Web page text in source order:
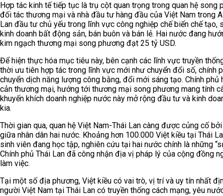
Hợp tác kinh tế tiếp tục là trụ cột quan trọng trong quan hệ song
đối tác thương mại và nhà đầu tư hàng đầu của Việt Nam trong
Lan đầu tư chủ yếu trong lĩnh vực công nghiệp chế biến chế tạo,
kinh doanh bất động sản, bán buôn và bán lẻ. Hai nước đang
kim ngạch thương mại song phương đạt 25 tỷ USD.
Để hiện thực hóa mục tiêu này, bên cạnh các lĩnh vực truyền
thời ưu tiên hợp tác trong lĩnh vực mới như chuyển đổi số, chính
chuyển dịch năng lượng công bằng, đổi mới sáng tạo. Chính
cản thương mại, hướng tới thương mại song phương mang tính
khuyến khích doanh nghiệp nước này mở rộng đầu tư và kinh
kia.
Thời gian qua, quan hệ Việt Nam-Thái Lan càng được củng cố
giữa nhân dân hai nước. Khoảng hơn 100.000 Việt kiều tại Thái
sinh viên đang học tập, nghiên cứu tại hai nước chính là những
Chính phủ Thái Lan đã công nhận địa vị pháp lý của cộng đồng
làm việc.
Tại một số địa phương, Việt kiều có vai trò, vị trí và uy tín nhất
người Việt Nam tại Thái Lan có truyền thống cách mạng, yêu